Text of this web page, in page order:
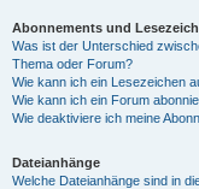
Abonnements und
Was ist der Unterschied
Thema oder Forum?
Wie kann ich ein Lesezeichen
Wie kann ich ein Forum
Wie deaktiviere ich meine
Dateianhänge
Welche Dateianhänge sind in